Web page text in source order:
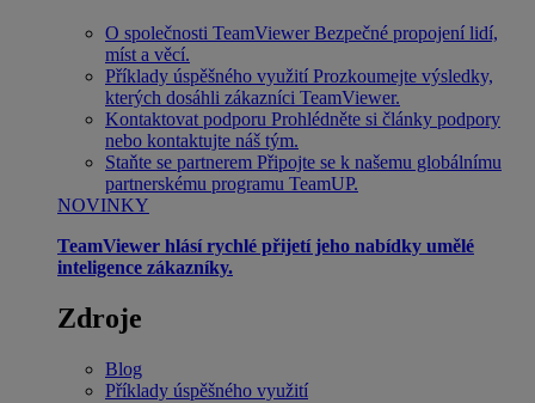
O společnosti TeamViewer Bezpečné propojení lidí,
míst a věcí.
Příklady úspěšného využití Prozkoumejte výsledky,
kterých dosáhli zákazníci TeamViewer.
Kontaktovat podporu Prohlédněte si články podpory
nebo kontaktujte náš tým.
Staňte se partnerem Připojte se k našemu globálnímu
partnerskému programu TeamUP.
NOVINKY
TeamViewer hlásí rychlé přijetí jeho nabídky umělé
inteligence zákazníky.
Zdroje
Blog
Příklady úspěšného využití